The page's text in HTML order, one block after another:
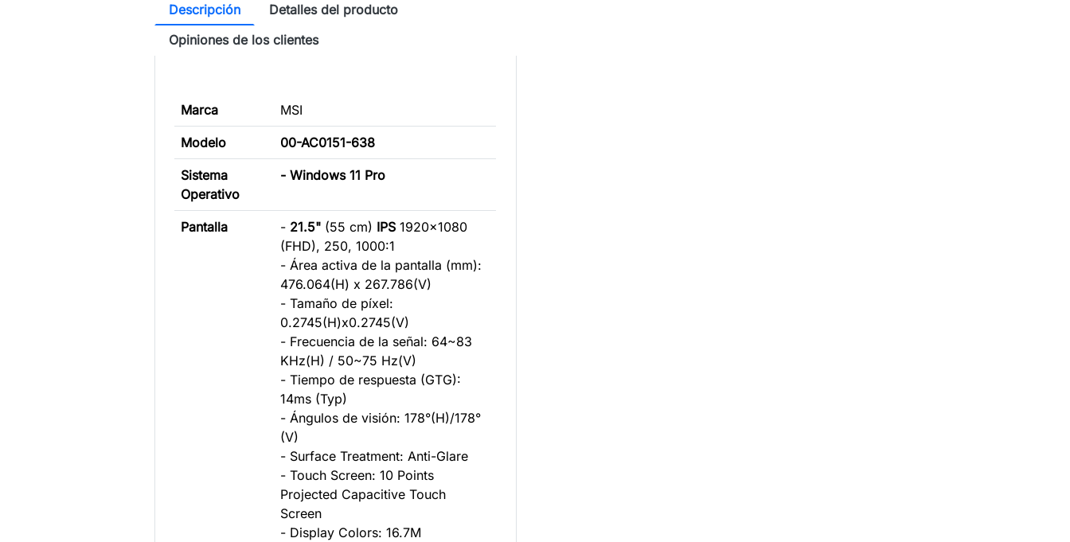
Descripción
Detalles del producto
Opiniones de los clientes
Marca MSI
Modelo 00-AC0151-638
Sistema
Operativo
- Windows 11 Pro
Pantalla - 21.5" (55 cm) IPS 1920x1080
(FHD), 250, 1000:1
- Área activa de la pantalla (mm):
476.064(H) x 267.786(V)
- Tamaño de píxel:
0.2745(H)x0.2745(V)
- Frecuencia de la señal: 64~83
KHz(H) / 50~75 Hz(V)
- Tiempo de respuesta (GTG):
14ms (Typ)
- Ángulos de visión: 178°(H)/178°
(V)
- Surface Treatment: Anti-Glare
- Touch Screen: 10 Points
Projected Capacitive Touch
Screen
- Display Colors: 16.7M